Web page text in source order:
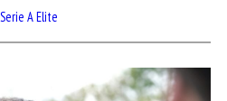
Serie A Elite